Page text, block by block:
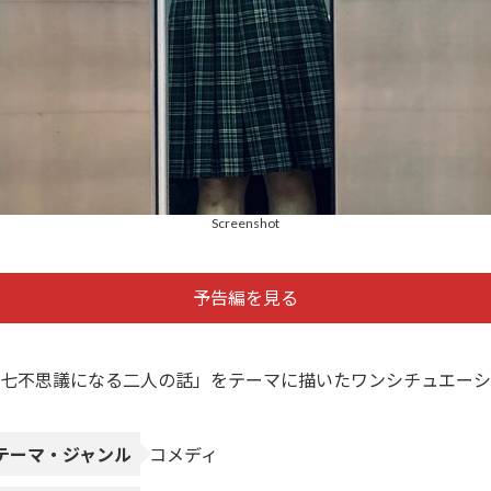
Screenshot
予告編を見る
不思議になる二人の話」をテーマに描いたワンシチュエー
ーマ・ジャンル コメディ